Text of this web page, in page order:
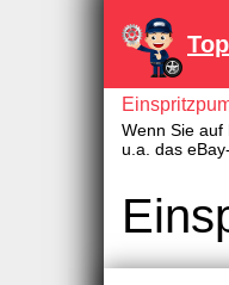
Wenn Sie auf
u.a. das